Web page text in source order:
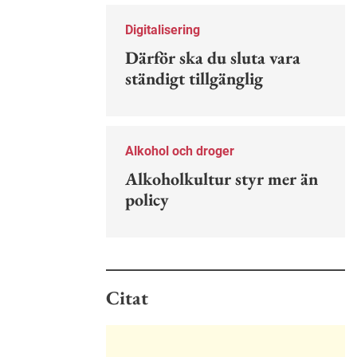
förebygga ohövligt beteende på
Digitalisering
Därför ska du sluta vara
ständigt tillgänglig
Alkohol och droger
Alkoholkultur styr mer än
policy
Citat